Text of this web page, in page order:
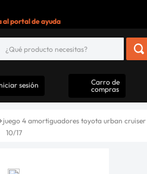
al portal de ayuda
Iniciar sesión
Carro de
compras
juego 4 amortiguadores toyota urban cruiser
10/17